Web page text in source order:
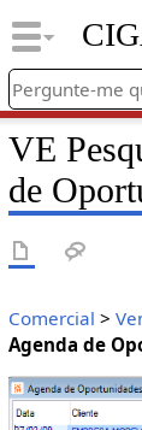
VE
de
Comercial >
Agenda de